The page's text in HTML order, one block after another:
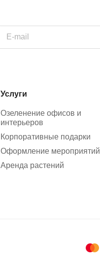
Услуги
Озеленение офисов и
интерьеров
Корпоративные подарки
Оформление мероприятий
Аренда растений